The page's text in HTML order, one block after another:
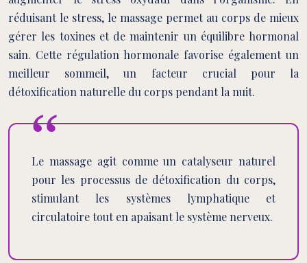
réduisant le stress, le massage permet au corps de mieux
gérer les toxines et de maintenir un équilibre hormonal
sain. Cette régulation hormonale favorise également un
meilleur sommeil, un facteur crucial pour la
détoxification naturelle du corps pendant la nuit.
Le massage agit comme un catalyseur naturel
pour les processus de détoxification du corps,
stimulant les systèmes lymphatique et
circulatoire tout en apaisant le système nerveux.